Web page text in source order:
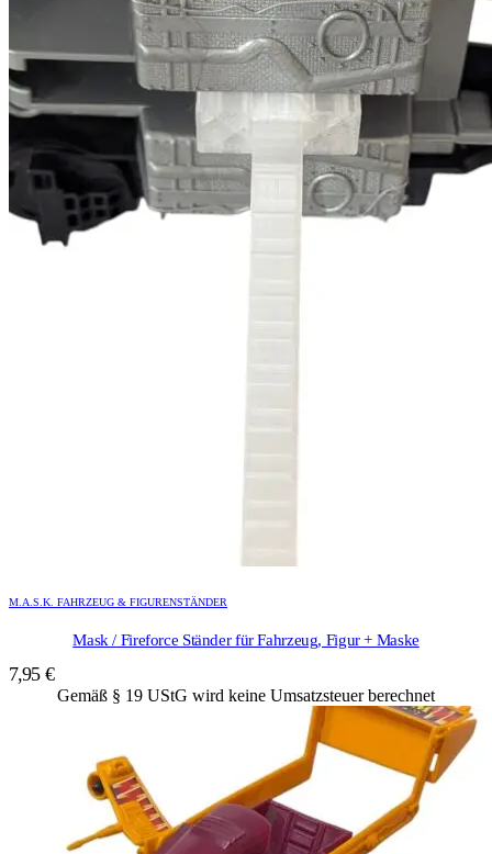
M.A.S.K. FAHRZEUG & FIGURENSTÄNDER
Mask / Fireforce Ständer für Fahrzeug, Figur + Maske
7,95 €
Gemäß § 19 UStG wird keine Umsatzsteuer berechnet